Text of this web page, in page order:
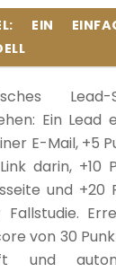
EIN
Lead-
Ein Lead
E-Mail, +5
darin, +10
und +20
Fallstudie.
von 30
und